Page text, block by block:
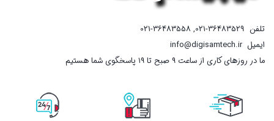
تلفن 021-36483529
,
021-36483558
ایمیلinfo@digisamtech.ir
ما در روزهای کاری از ساعت ۹ صبح تا ۱۹ پاسخگوی شما هستیم